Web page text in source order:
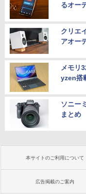
るオー
クリエ
アオー
メモリ
yzen搭
ソニー
まとめ
本サイトのご利用について
広告掲載のご案内